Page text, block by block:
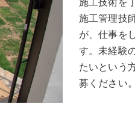
施工管理技
が、仕事を
す。未経験
たいという
募ください。